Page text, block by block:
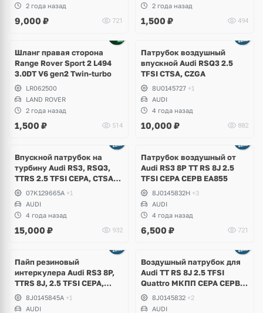
2 года назад
9,000 ₽ 721
2 года назад
1,500 ₽ 494
Шланг правая сторона
Range Rover Sport 2 L494
3.0DT V6 gen2 Twin-turbo
LR062500
LAND ROVER
2 года назад
1,500 ₽ 514
Патрубок воздушный
впускной Audi RSQ3 2.5
TFSI CTSA, CZGA
8U0145727 +1
AUDI
4 года назад
10,000 ₽ 882
Впускной патрубок на
турбину Audi RS3, RSQ3,
TTRS 2.5 TFSI CEPA, CTSA,
CZGA, CZGB
07K129665A +1
AUDI
4 года назад
15,000 ₽ 932
Патрубок воздушный от
Аudi RS3 8P TT RS 8J 2.5
TFSI CEPA CEPB EA855
8J0145832H +3
AUDI
4 года назад
6,500 ₽ 721
Пайп резиновый
интеркулера Audi RS3 8P,
TTRS 8J, 2.5 TFSI CEPA,
CEPB8J0145845A +1
AUDI
Воздушный патрубок для
Audi TT RS 8J 2.5 TFSI
Quattro МКПП СEPA CEPB
EA8558J0145832 +2
AUDI